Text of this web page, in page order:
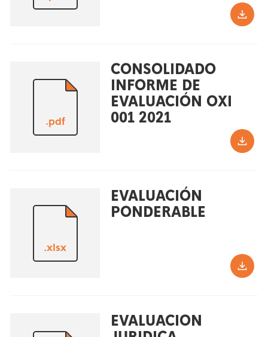
.pdf
CONSOLIDADO
INFORME DE
EVALUACIÓN OXI
001 2021
.xlsx
EVALUACIÓN
PONDERABLE
EVALUACION